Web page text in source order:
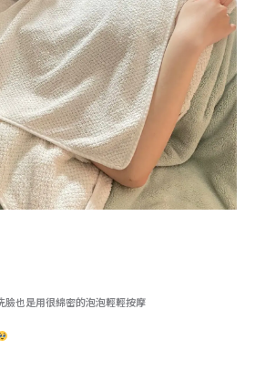
也是用很綿密的泡泡輕輕按摩